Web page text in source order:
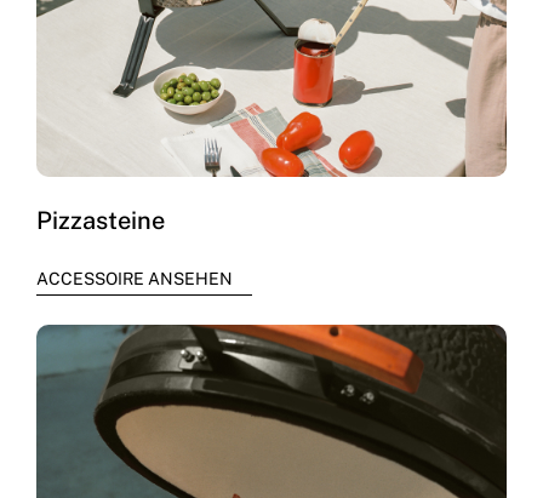
Pizzasteine
ACCESSOIRE ANSEHEN